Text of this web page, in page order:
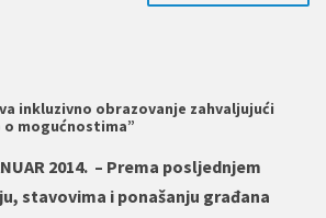
inkluzivno obrazovanje zahvaljujući
mogućnostima”
2014. – Prema posljednjem
stavovima i ponašanju građana